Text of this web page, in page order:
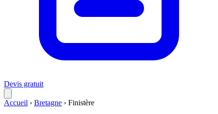
Devis gratuit
Accueil › Bretagne › Finistère